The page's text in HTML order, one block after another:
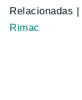
Relacionadas |
Rimac